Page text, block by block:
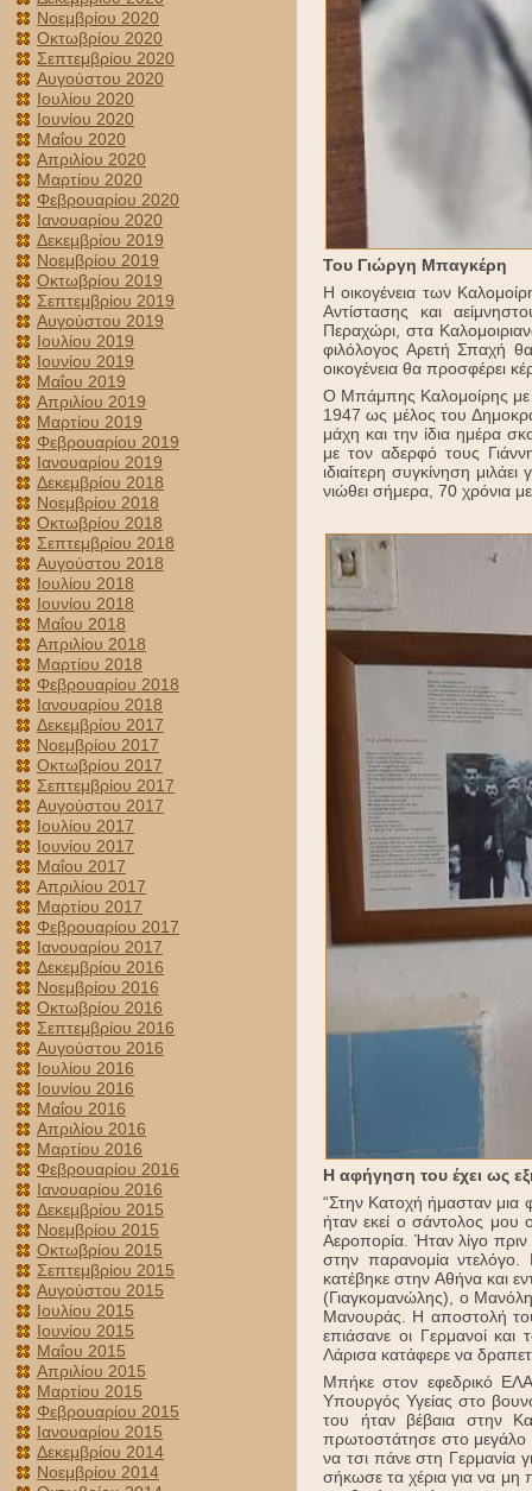
Νοεμβρίου 2020
Οκτωβρίου 2020
Σεπτεμβρίου 2020
Αυγούστου 2020
Ιουλίου 2020
Ιουνίου 2020
Μαΐου 2020
Απριλίου 2020
Μαρτίου 2020
Φεβρουαρίου 2020
Ιανουαρίου 2020
Δεκεμβρίου 2019
Νοεμβρίου 2019
Οκτωβρίου 2019
Σεπτεμβρίου 2019
Αυγούστου 2019
Ιουλίου 2019
Ιουνίου 2019
Μαΐου 2019
Απριλίου 2019
Μαρτίου 2019
Φεβρουαρίου 2019
Ιανουαρίου 2019
Δεκεμβρίου 2018
Νοεμβρίου 2018
Οκτωβρίου 2018
Σεπτεμβρίου 2018
Αυγούστου 2018
Ιουλίου 2018
Ιουνίου 2018
Μαΐου 2018
Απριλίου 2018
Μαρτίου 2018
Φεβρουαρίου 2018
Ιανουαρίου 2018
Δεκεμβρίου 2017
Νοεμβρίου 2017
Οκτωβρίου 2017
Σεπτεμβρίου 2017
Αυγούστου 2017
Ιουλίου 2017
Ιουνίου 2017
Μαΐου 2017
Απριλίου 2017
Μαρτίου 2017
Φεβρουαρίου 2017
Ιανουαρίου 2017
Δεκεμβρίου 2016
Νοεμβρίου 2016
Οκτωβρίου 2016
Σεπτεμβρίου 2016
Αυγούστου 2016
Ιουλίου 2016
Ιουνίου 2016
Μαΐου 2016
Απριλίου 2016
Μαρτίου 2016
Φεβρουαρίου 2016
Ιανουαρίου 2016
Δεκεμβρίου 2015
Νοεμβρίου 2015
Οκτωβρίου 2015
Σεπτεμβρίου 2015
Αυγούστου 2015
Ιουλίου 2015
Ιουνίου 2015
Μαΐου 2015
Απριλίου 2015
Μαρτίου 2015
Φεβρουαρίου 2015
Ιανουαρίου 2015
Δεκεμβρίου 2014
Νοεμβρίου 2014
Του Γιώργη Μπαγκέρη
Η οικογένεια των
Αντίστασης και
Περαχώρι, στα
φιλόλογος Αρετή Σπαχή
οικογένεια θα προσφέρει
Ο Μπάμπης Καλομοίρης με
1947 ως μέλος του
μάχη και την ίδια ημέρα
με τον αδερφό τους
ιδιαίτερη συγκίνηση
νιώθει σήμερα, 70 χρόνια
Η αφήγηση του έχει ως
“Στην Κατοχή ήμασταν
ήταν εκεί ο σάντολος
Αεροπορία. Ήταν λίγο
στην παρανομία
κατέβηκε στην Αθήνα και
(Γιαγκομανώλης), ο
Μανουράς. Η αποστολή
επιάσανε οι Γερμανοί
Λάρισα κατάφερε να
Μπήκε στον εφεδρικό
Υπουργός Υγείας στο
του ήταν βέβαια στην
πρωτοστάτησε στο μεγάλο
να τσι πάνε στη Γερμανία
σήκωσε τα χέρια για να